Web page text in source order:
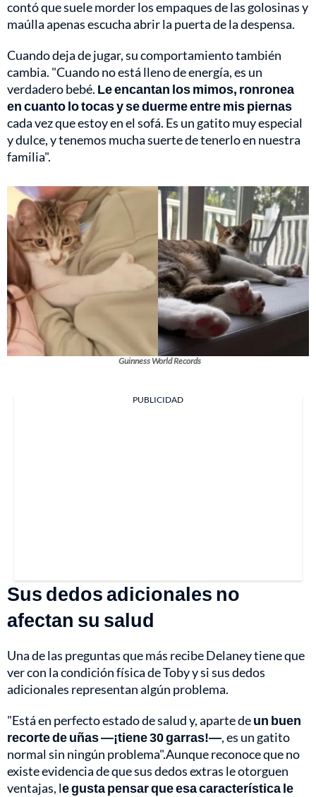
contó que suele morder los empaques de las golosinas y
maúlla apenas escucha abrir la puerta de la despensa.
Cuando deja de jugar, su comportamiento también
cambia. "Cuando no está lleno de energía, es un
verdadero bebé. Le encantan los mimos, ronronea
en cuanto lo tocas y se duerme entre mis piernas
cada vez que estoy en el sofá. Es un gatito muy especial
y dulce, y tenemos mucha suerte de tenerlo en nuestra
familia".
Guinness World Records
PUBLICIDAD
Sus dedos adicionales no
afectan su salud
Una de las preguntas que más recibe Delaney tiene que
ver con la condición física de Toby y si sus dedos
adicionales representan algún problema.
"Está en perfecto estado de salud y, aparte deun buen
recorte de uñas —¡tiene 30 garras!—, es un gatito
normal sin ningún problema".Aunque reconoce que no
existe evidencia de que sus dedos extras le otorguen
ventajas, le gusta pensar que esa característica le